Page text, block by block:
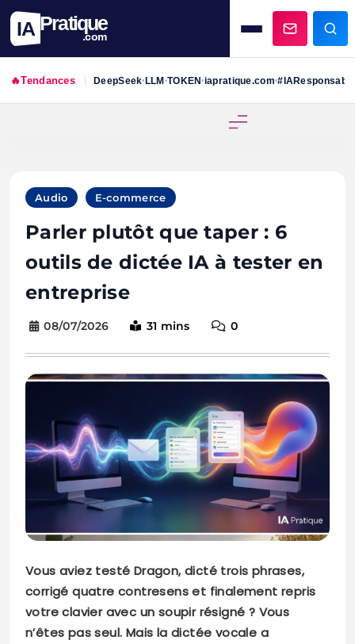
IA Pratique
.com
🔥Tendances DeepSeek•LLM•TOKEN•iapratique.com•#IAResponsable
Audio E-commerce
Parler plutôt que taper : 6
outils de dictée IA à tester en
entreprise
08/07/2026 31 mins 0
Vous aviez testé Dragon, dicté trois phrases,
corrigé quatre contresens et finalement repris
votre clavier avec un soupir résigné ? Vous
n’êtes pas seul. Mais la dictée vocale a